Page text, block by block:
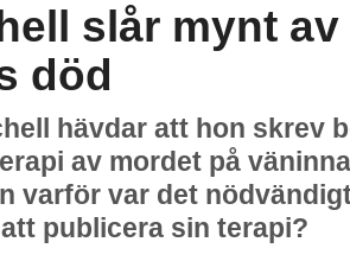
slår mynt av
död
hävdar att hon skrev
av mordet på
varför var det
publicera sin terapi?